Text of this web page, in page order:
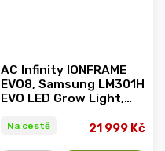
AC Infinity IONFRAME
EVO8, Samsung LM301H
EVO LED Grow Light,
Na cestě 21 999 Kč